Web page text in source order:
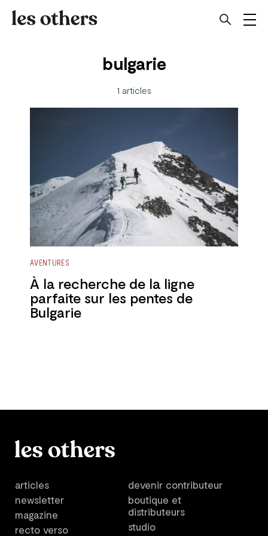
bulgarie
1 articles
AVENTURES
À la recherche de la ligne
parfaite sur les pentes de
Bulgarie
articles
newsletter
magazine
recto verso
devenir contributeur
boutique et
distributeurs
studio